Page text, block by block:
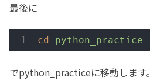
最後に
cd python_practice
でpython_practiceに移動します。